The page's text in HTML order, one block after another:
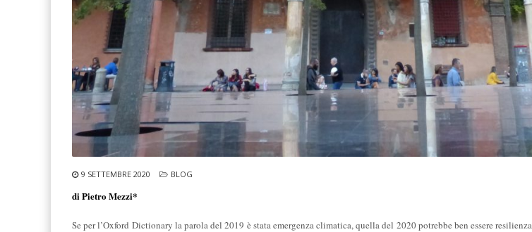
9 SETTEMBRE 2020 BLOG
di Pietro Mezzi*
Se per l’Oxford Dictionary la parola del 2019 è stata emergenza climatica, quella del 2020 potrebbe ben essere